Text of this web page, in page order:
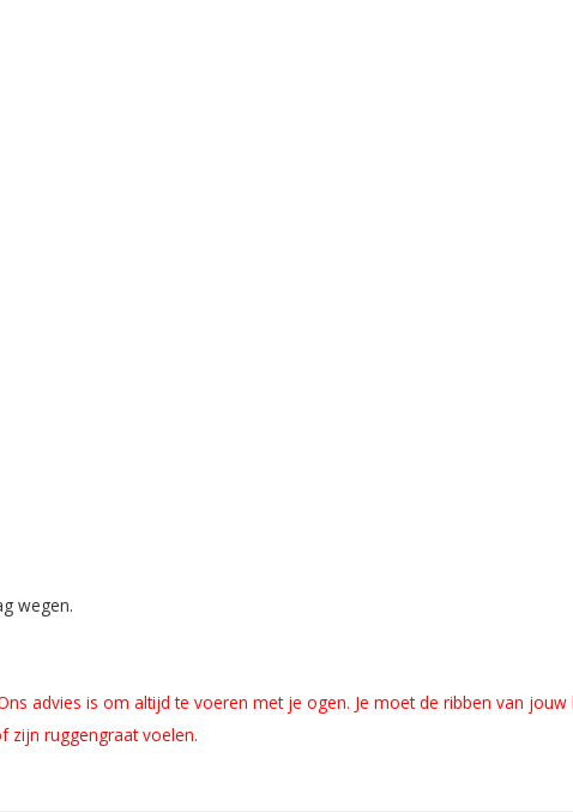
wegen.
advies is om altijd te voeren met je ogen. Je moet de ribben van
zijn ruggengraat voelen.